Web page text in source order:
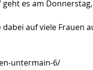
es am
auf viele Frauen
untermain-6/